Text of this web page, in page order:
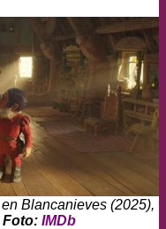
Blancanieves (2025),
Foto: IMDb